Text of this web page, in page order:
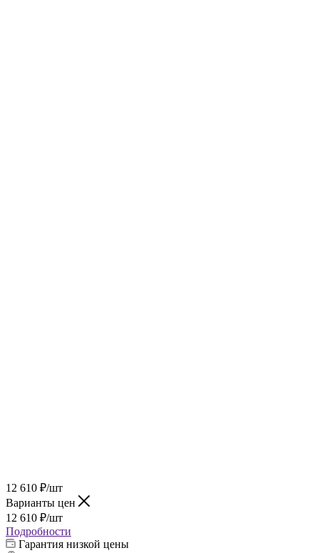
12 610 ₽/шт
Варианты цен
12 610 ₽/шт
Подробности
Гарантия низкой цены